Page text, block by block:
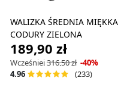
WALIZKA ŚREDNIA
CODURY ZIELONA
189,90 zł
Wcześniej316,50 zł -40%
4.96
(233)